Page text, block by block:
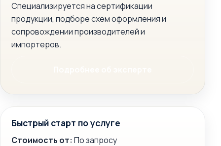
Специализируется на сертификации
продукции, подборе схем оформления и
сопровождении производителей и
импортеров.
Быстрый старт по услуге
Стоимость от: По запросу